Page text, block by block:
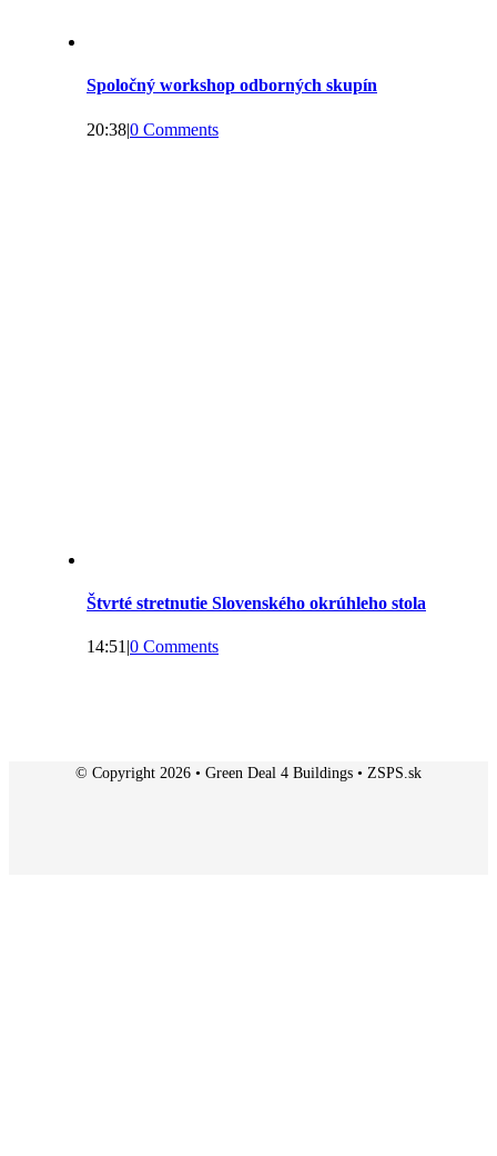
Spoločný workshop odborných skupín
20:38|0 Comments
Štvrté stretnutie Slovenského okrúhleho stola
14:51 |0 Comments
© Copyright 2026 • Green Deal 4 Buildings • ZSPS.sk